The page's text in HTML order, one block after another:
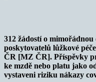
312 žádostí o
poskytovatelů lůžkové
ČR [MZ ČR]. Příspěvky
ke mzdě nebo platu jako
vystaveni riziku nákazy